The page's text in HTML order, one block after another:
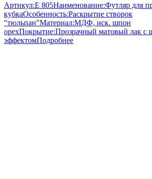
Артикул:E 805Наименование:Футляр для
кубкаОсобенность:Раскрытие створок
"тюльпан"Материал:МДФ, иск. шпон
орехПокрытие:Прозрачный матовый лак с
эффектомПодробнее